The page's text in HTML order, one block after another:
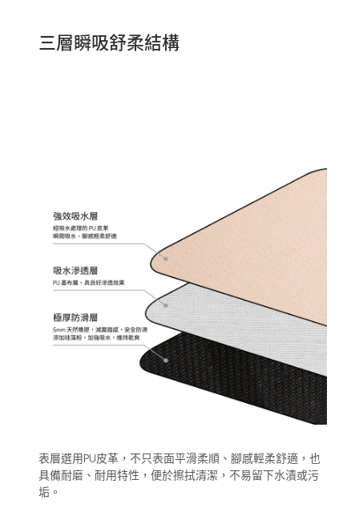
三層瞬吸舒柔結構
表層選用PU皮革，不只表面平滑柔順、腳感輕柔舒適，也
具備耐磨、耐用特性，便於擦拭清潔，不易留下水漬或污
垢。